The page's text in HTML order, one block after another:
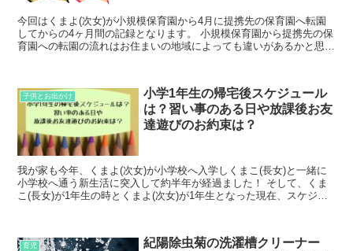
今回はくまよ(次女)が小規模保育園から4月に提携先の保育園へ転園
してからの4ヶ月間の記録となります。 小規模保育園から提携先の保
育園への転園の流れはお住まいの地域によっても違いがあるかと思い
子供とお出かけ
小学1年生の帰宅後スケジュール
は？習い事のある日や放課後お友
達遊びのお約束は？
我が家も今年、くまよ(次女)が小学校へ入学しくまこ(長女)と一緒に
小学校へ通う新生活に突入して約半年が経過ました！ そして、くま
こ(長女)が1年生の時とくまよ(次女)が1年生となった現在、スケジュ
育児
紀陽除虫菊の洗濯槽クリーナー